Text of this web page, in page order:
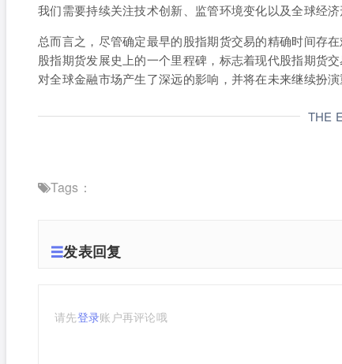
我们需要持续关注技术创新、监管环境变化以及全球经济
总而言之，尽管确定最早的股指期货交易的精确时间存
股指期货发展史上的一个里程碑，标志着现代股指期货
对全球金融市场产生了深远的影响，并将在未来继续扮演
THE
Tags：
发表回复
请先登录账户再评论哦